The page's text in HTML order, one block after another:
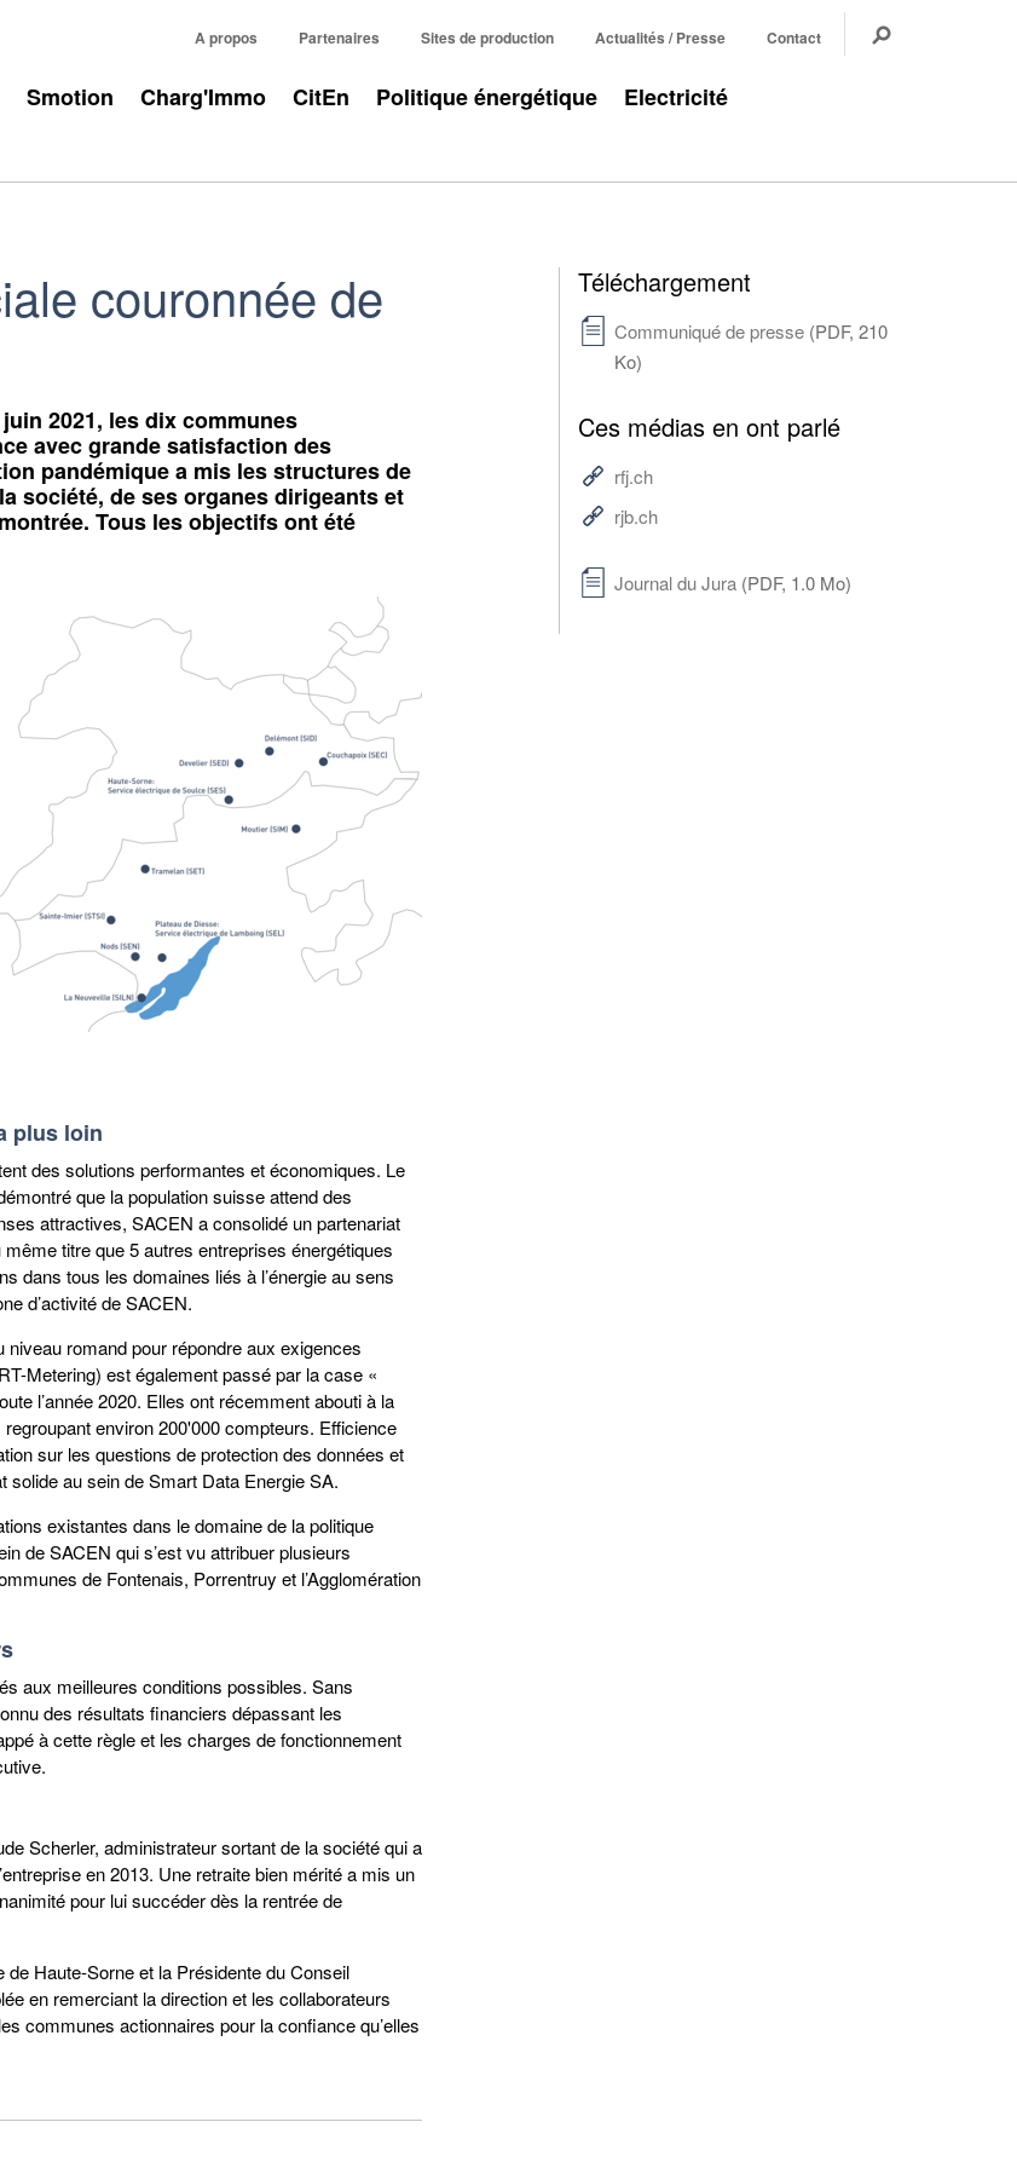
A propos Partenaires Sites de production Actualités / Presse Contact
Smotion Charg'Immo CitEn Politique énergétique Electricité
couronnée de
2021, les dix communes
avec grande satisfaction des
pandémique a mis les structures de
société, de ses organes dirigeants et
Tous les objectifs ont été
plus loin
des solutions performantes et économiques. Le
que la population suisse attend des
attractives, SACEN a consolidé un partenariat
titre que 5 autres entreprises énergétiques
dans tous les domaines liés à l’énergie au sens
d’activité de SACEN.
romand pour répondre aux exigences
Metering) est également passé par la case «
l’année 2020. Elles ont récemment abouti à la
environ 200'000 compteurs. Efficience
sur les questions de protection des données et
au sein de Smart Data Energie SA.
existantes dans le domaine de la politique
de SACEN qui s’est vu attribuer plusieurs
de Fontenais, Porrentruy et l’Agglomération
aux meilleures conditions possibles. Sans
des résultats financiers dépassant les
à cette règle et les charges de fonctionnement
Scherler, administrateur sortant de la société qui a
en 2013. Une retraite bien mérité a mis un
pour lui succéder dès la rentrée de
Haute-Sorne et la Présidente du Conseil
en remerciant la direction et les collaborateurs
communes actionnaires pour la confiance qu’elles
Téléchargement
Communiqué de presse (PDF, 210
Ko)
Ces médias en ont parlé
rfj.ch
rjb.ch
Journal du Jura (PDF, 1.0 Mo)